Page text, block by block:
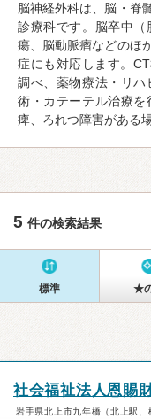
脳神経外科は、脳・脊
診療科です。脳卒中
瘍、脳動脈瘤などのほ
症にも対応します。
調べ、薬物療法・リ
術・カテーテル治療
痺、ろれつ障害がある
5 件の検索結果
標準 ★
社会福祉法人恩賜
岩手県北上市九年橋（北上駅、